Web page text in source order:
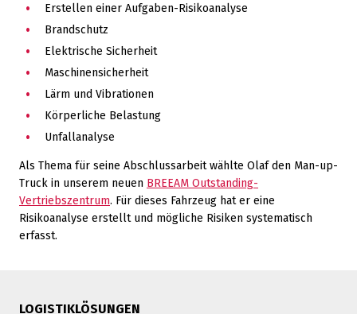
Erstellen einer Aufgaben-Risikoanalyse
Brandschutz
Elektrische Sicherheit
Maschinensicherheit
Lärm und Vibrationen
Körperliche Belastung
Unfallanalyse
Als Thema für seine Abschlussarbeit wählte Olaf den Man-up-
Truck in unserem neuen BREEAM Outstanding-
Vertriebszentrum. Für dieses Fahrzeug hat er eine
Risikoanalyse erstellt und mögliche Risiken systematisch
erfasst.
LOGISTIKLÖSUNGEN